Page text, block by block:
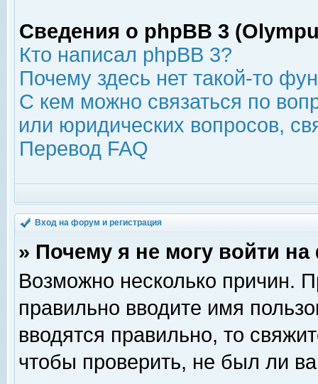
Сведения о phpBB 3
Кто написал phpBB 3?
Почему здесь нет такой-то
С кем можно связаться по
или юридических вопросов,
Перевод FAQ
Вход на форум и регистрация
» Почему я не могу войти
Возможно несколько причин.
правильно вводите имя
вводятся правильно, то
чтобы проверить, не был ли